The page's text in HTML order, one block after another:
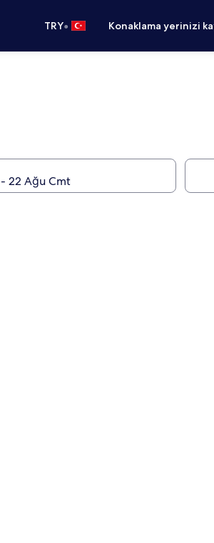
TRY• Konaklama yerinizi